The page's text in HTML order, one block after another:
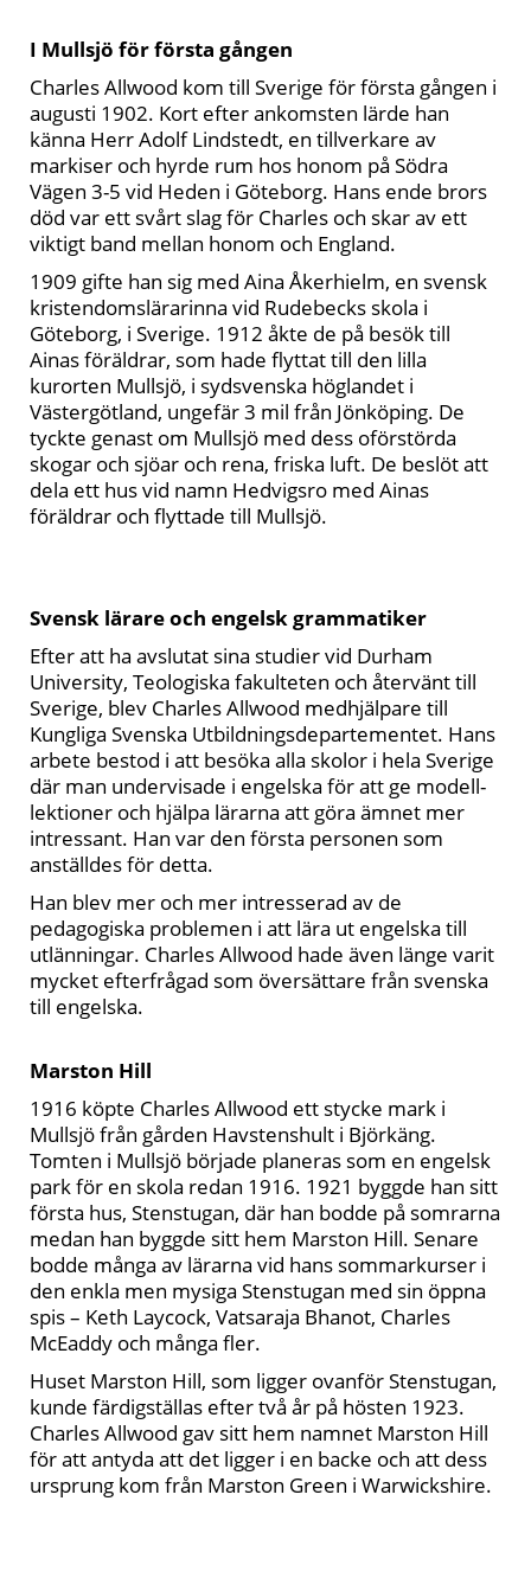
I Mullsjö för första gången
Charles Allwood kom till Sverige för första gången i
augusti 1902. Kort efter ankomsten lärde han
känna Herr Adolf Lindstedt, en tillverkare av
markiser och hyrde rum hos honom på Södra
Vägen 3-5 vid Heden i Göteborg. Hans ende brors
död var ett svårt slag för Charles och skar av ett
viktigt band mellan honom och England.
1909 gifte han sig med Aina Åkerhielm, en svensk
kristendomslärarinna vid Rudebecks skola i
Göteborg, i Sverige. 1912 åkte de på besök till
Ainas föräldrar, som hade flyttat till den lilla
kurorten Mullsjö, i sydsvenska höglandet i
Västergötland, ungefär 3 mil från Jönköping. De
tyckte genast om Mullsjö med dess oförstörda
skogar och sjöar och rena, friska luft. De beslöt att
dela ett hus vid namn Hedvigsro med Ainas
föräldrar och flyttade till Mullsjö.
Svensk lärare och engelsk grammatiker
Efter att ha avslutat sina studier vid Durham
University, Teologiska fakulteten och återvänt till
Sverige, blev Charles Allwood medhjälpare till
Kungliga Svenska Utbildningsdepartementet. Hans
arbete bestod i att besöka alla skolor i hela Sverige
där man undervisade i engelska för att ge modell-
lektioner och hjälpa lärarna att göra ämnet mer
intressant. Han var den första personen som
anställdes för detta.
Han blev mer och mer intresserad av de
pedagogiska problemen i att lära ut engelska till
utlänningar. Charles Allwood hade även länge varit
mycket efterfrågad som översättare från svenska
till engelska.
Marston Hill
1916 köpte Charles Allwood ett stycke mark i
Mullsjö från gården Havstenshult i Björkäng.
Tomten i Mullsjö började planeras som en engelsk
park för en skola redan 1916. 1921 byggde han sitt
första hus, Stenstugan, där han bodde på somrarna
medan han byggde sitt hem Marston Hill. Senare
bodde många av lärarna vid hans sommarkurser i
den enkla men mysiga Stenstugan med sin öppna
spis – Keth Laycock, Vatsaraja Bhanot, Charles
McEaddy och många fler.
Huset Marston Hill, som ligger ovanför Stenstugan,
kunde färdigställas efter två år på hösten 1923.
Charles Allwood gav sitt hem namnet Marston Hill
för att antyda att det ligger i en backe och att dess
ursprung kom från Marston Green i Warwickshire.